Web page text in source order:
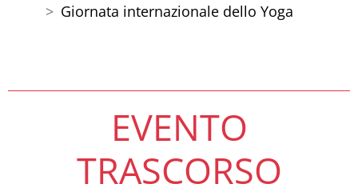
Giornata internazionale dello Yoga
EVENTO
TRASCORSO